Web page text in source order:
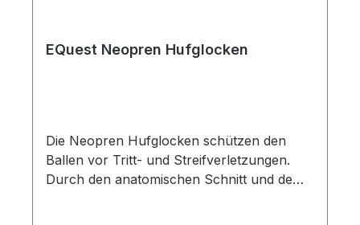
EQuest Neopren Hufglocken
Die Neopren Hufglocken schützen den
Ballen vor Tritt- und Streifverletzungen.
Durch den anatomischen Schnitt und dem